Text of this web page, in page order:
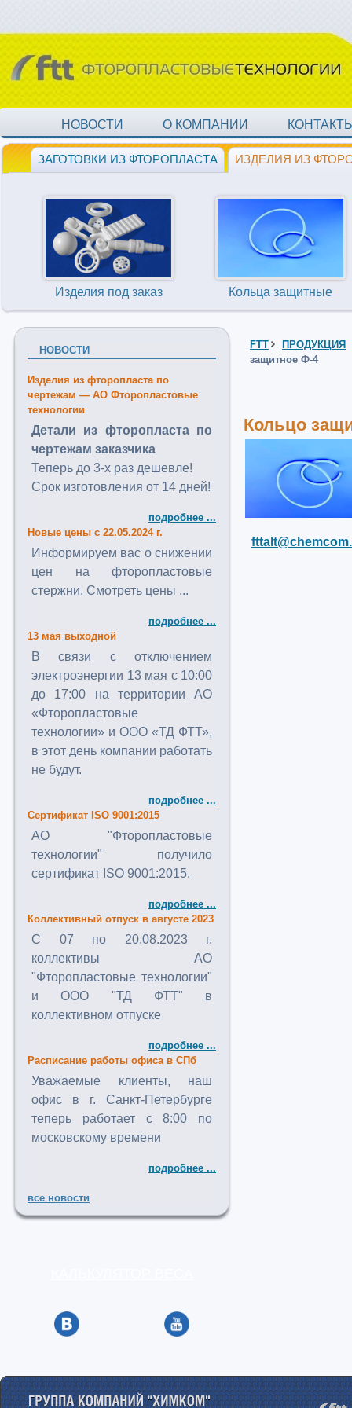
НОВОСТИ О КОМПАНИИ
ЗАГОТОВКИ ИЗ ФТОРОПЛАСТА ИЗДЕЛИЯ ИЗ
Изделия под заказ Кольца защитные
НОВОСТИ
Изделия из фторопласта по
чертежам — АО Фторопластовые
технологии
Детали из фторопласта по
чертежам заказчика
Теперь до 3-х раз дешевле!
Срок изготовления от 14 дней!
подробнее ...
Новые цены с 22.05.2024 г.
Информируем вас о снижении
цен на фторопластовые
стержни. Смотреть цены ...
подробнее ...
13 мая выходной
В связи с отключением
электроэнергии 13 мая с 10:00
до 17:00 на территории АО
«Фторопластовые
технологии» и ООО «ТД ФТТ»,
в этот день компании работать
не будут.
подробнее ...
Сертификат ISO 9001:2015
АО "Фторопластовые
технологии" получило
сертификат ISO 9001:2015.
подробнее ...
Коллективный отпуск в августе 2023
C 07 по 20.08.2023 г.
коллективы АО
"Фторопластовые технологии"
и ООО "ТД ФТТ" в
коллективном отпуске
подробнее ...
Расписание работы офиса в СПб
Уважаемые клиенты, наш
офис в г. Санкт-Петербурге
теперь работает с 8:00 по
московскому времени
подробнее ...
все новости
FTT
ПРОДУКЦИЯ
защитное Ф-4
Кольцо